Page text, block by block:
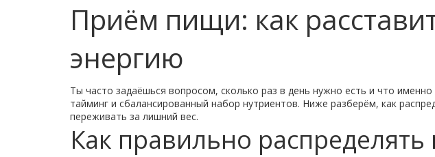
Приём пищи: как
энергию
Ты часто задаёшься вопросом, сколько раз в день нужно есть и что
тайминг и сбалансированный набор нутриентов. Ниже разберём, как
переживать за лишний вес.
Как правильно